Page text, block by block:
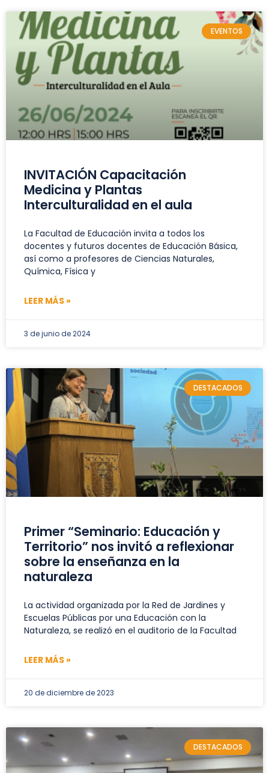
EVENTOS
INVITACIÓN Capacitación
Medicina y Plantas
Interculturalidad en el aula
La Facultad de Educación invita a todos los
docentes y futuros docentes de Educación Básica,
así como a profesores de Ciencias Naturales,
Química, Física y
LEER MÁS »
3 de junio de 2024
DESTACADOS
Primer “Seminario: Educación y
Territorio” nos invitó a reflexionar
sobre la enseñanza en la
naturaleza
La actividad organizada por la Red de Jardines y
Escuelas Públicas por una Educación con la
Naturaleza, se realizó en el auditorio de la Facultad
LEER MÁS »
20 de diciembre de 2023
DESTACADOS